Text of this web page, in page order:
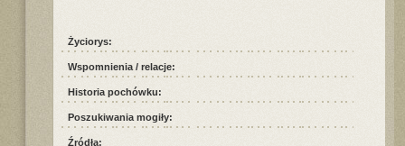
Życiorys:
Wspomnienia / relacje:
Historia pochówku:
Poszukiwania mogiły:
Źródła: